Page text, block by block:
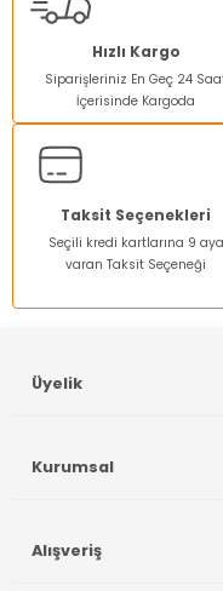
Ürün resmi kalitesiz,
Ürün açıklamasında
Ürün bilgilerinde hatalar
Ürün fiyatı diğer
Bu ürüne benzer farklı
Hızlı Kargo
Siparişleriniz En Geç 24
İçerisinde Kargoda
Taksit Seçenekleri
Seçili kredi kartlarına 9 aya
varan Taksit Seçeneği
Üyelik
Kurumsal
Alışveriş